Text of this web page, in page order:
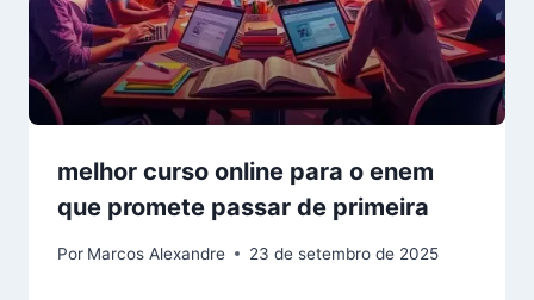
melhor curso online para o enem
que promete passar de primeira
Por Marcos Alexandre 23 de setembro de 2025